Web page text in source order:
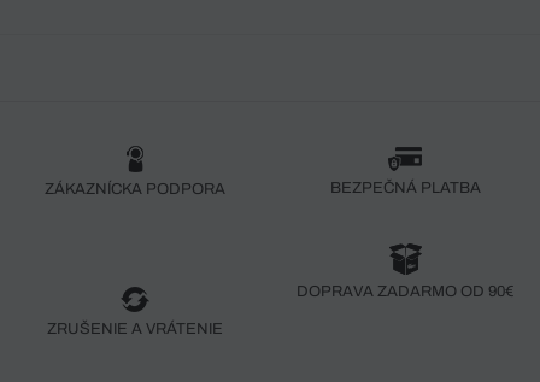
ZÁKAZNÍCKA PODPORA BEZPEČNÁ PLATBA
ZRUŠENIE A VRÁTENIE
DOPRAVA ZADARMO OD 90€